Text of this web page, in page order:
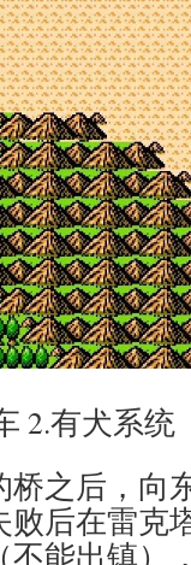
2.有犬系统
之后，向
后在雷克
能出镇）